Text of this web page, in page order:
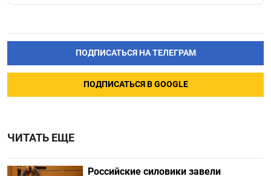
ПОДПИСАТЬСЯ НА ТЕЛЕГРАМ
ПОДПИСАТЬСЯ В GOOGLE
ЧИТАТЬ ЕЩЕ
Российские силовики завели